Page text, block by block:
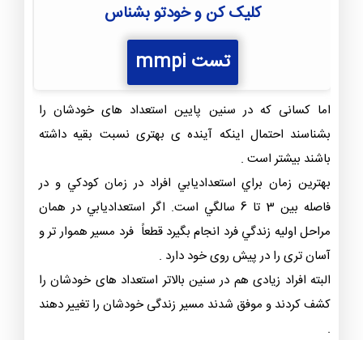
کلیک کن و خودتو بشناس
تست mmpi
اما کسانی که در سنین پایین استعداد های خودشان را
بشناسند احتمال اینکه آینده ی بهتری نسبت بقیه داشته
باشند بیشتر است .
بهترين زمان براي استعداديابي افراد در زمان كودكي و در
فاصله بين 3 تا 6 سالگي است. اگر استعداديابي در همان
مراحل اوليه زندگي فرد انجام بگيرد قطعاً فرد مسیر هموار تر و
آسان تری را در پیش روی خود دارد .
البته افراد زیادی هم در سنین بالاتر استعداد های خودشان را
کشف کردند و موفق شدند مسیر زندگی خودشان را تغییر دهند
.